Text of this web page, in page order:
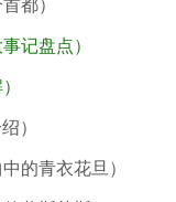
记盘点）
）
的青衣花旦）